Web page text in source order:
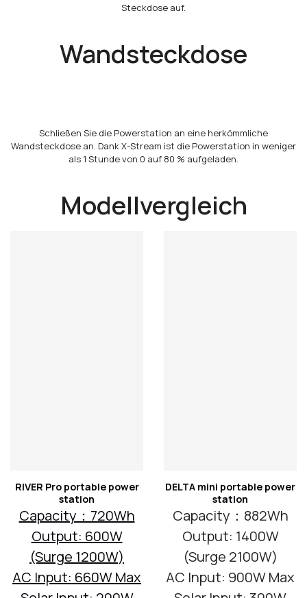
Steckdose auf.
Wandsteckdose
Schließen Sie die Powerstation an eine herkömmliche
Wandsteckdose an. Dank X-Stream ist die Powerstation in weniger
als 1 Stunde von 0 auf 80 % aufgeladen.
Modellvergleich
RIVER Pro portable power
station
Capacity：720Wh
Output: 600W
(Surge 1200W)
AC Input: 660W Max
DELTA mini portable power
station
Capacity：882Wh
Output: 1400W
(Surge 2100W)
AC Input: 900W Max